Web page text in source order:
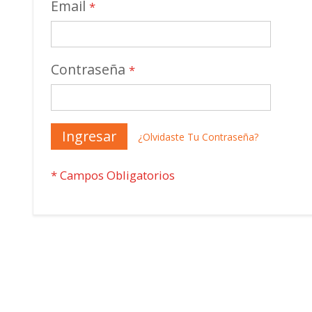
Email
Contraseña
Ingresar ¿Olvidaste Tu Contraseña?